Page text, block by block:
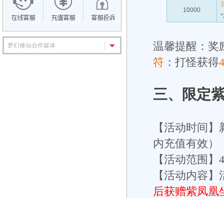
梦幻修仙合作媒体
10000
温馨提醒：奖
符 ：打怪获得
三、 限定
【活动时间
内充值有效）
【活动范围】
【活动内容】
后获赠紫凤凰